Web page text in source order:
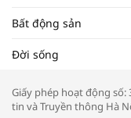
Bất động sản
Đời sống
Giấy phép hoạt động số:
tin và Truyền thông Hà